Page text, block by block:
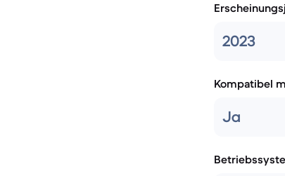
2023
Kompatibel
Ja